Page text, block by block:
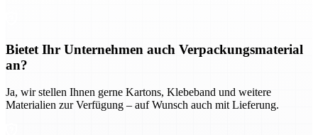
Bietet Ihr Unternehmen auch Verpackungsmaterial
an?
Ja, wir stellen Ihnen gerne Kartons, Klebeband und weitere
Materialien zur Verfügung – auf Wunsch auch mit Lieferung.